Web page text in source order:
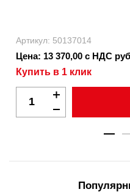
Артикул: 50137014
Цена: 13 370,00 с НДС
Купить в 1 клик